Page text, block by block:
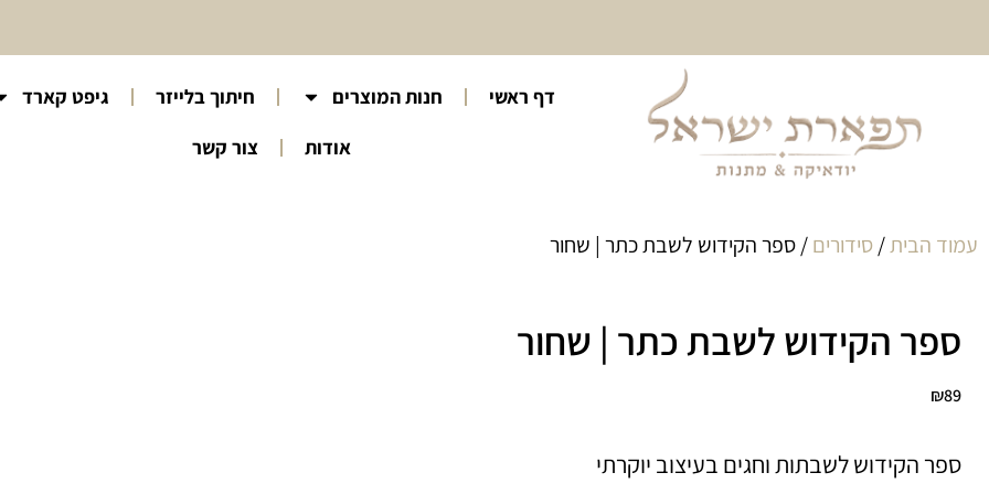
10% הנחה על כל קטגוריית
כיסוי לטלית ולתפילין דף ראשי חנות המוצרים חיתוך בלייזר
גיפט קארד
אודות
צור קשר
עמוד הבית/סידורים/ ספר הקידוש לשבת כתר | שחור
ספר הקידוש לשבת כתר | שחור
₪89
ספר הקידוש לשבתות וחגים בעיצוב יוקרתי